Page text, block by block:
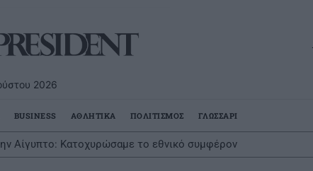
2026
BUSINESS ΑΘΛΗΤΙΚΑ ΠΟΛΙΤΙΣΜΟΣ ΓΛΩΣΣΑΡΙ
Αίγυπτο: Κατοχυρώσαμε το εθνικό συμφέρον